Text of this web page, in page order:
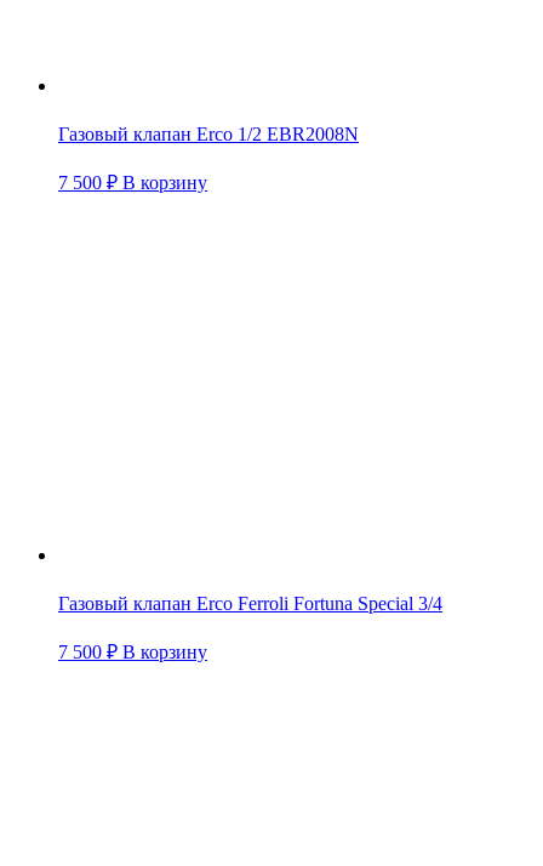
Газовый клапан Erco 1/2 EBR2008N
7 500 ₽ В корзину
Газовый клапан Erco Ferroli Fortuna Special 3/4
7 500 ₽ В корзину